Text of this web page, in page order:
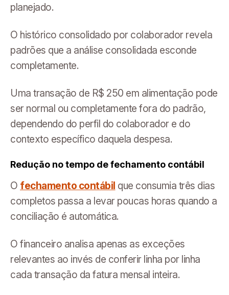
planejado.
O histórico consolidado por colaborador revela
padrões que a análise consolidada esconde
completamente.
Uma transação de R$ 250 em alimentação pode
ser normal ou completamente fora do padrão,
dependendo do perfil do colaborador e do
contexto específico daquela despesa.
Redução no tempo de fechamento contábil
O fechamento contábil que consumia três dias
completos passa a levar poucas horas quando a
conciliação é automática.
O financeiro analisa apenas as exceções
relevantes ao invés de conferir linha por linha
cada transação da fatura mensal inteira.